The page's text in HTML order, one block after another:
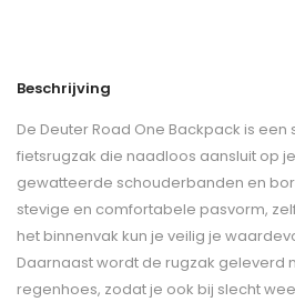
Beschrijving
De Deuter Road One Backpack is
fietsrugzak die naadloos aansluit op
gewatteerde schouderbanden en
stevige en comfortabele pasvorm,
het binnenvak kun je veilig je
Daarnaast wordt de rugzak geleverd
regenhoes, zodat je ook bij slecht